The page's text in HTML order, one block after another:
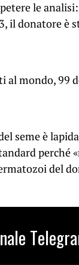
le
il donatore è
mondo, 99
seme è
perché
del